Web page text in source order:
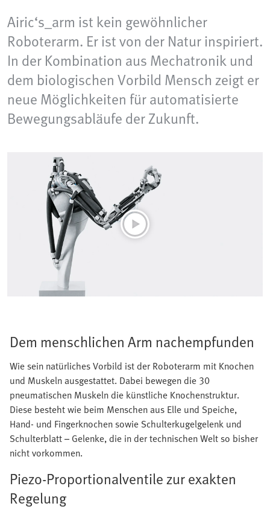
Airic‘s_arm ist kein gewöhnlicher
Roboterarm. Er ist von der Natur inspiriert.
In der Kombination aus Mechatronik und
dem biologischen Vorbild Mensch zeigt er
neue Möglichkeiten für automatisierte
Bewegungsabläufe der Zukunft.
Dem menschlichen Arm nachempfunden
Wie sein natürliches Vorbild ist der Roboterarm mit Knochen
und Muskeln ausgestattet. Dabei bewegen die 30
pneumatischen Muskeln die künstliche Knochenstruktur.
Diese besteht wie beim Menschen aus Elle und Speiche,
Hand- und Fingerknochen sowie Schulterkugelgelenk und
Schulterblatt – Gelenke, die in der technischen Welt so bisher
nicht vorkommen.
Piezo-Proportionalventile zur exakten
Regelung